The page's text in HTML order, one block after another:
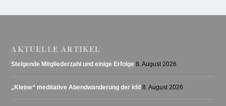
AKTUELLE ARTIKEL
Steigende Mitgliederzahl und einige Erfolge 8. August 2026
„Kleine“ meditative Abendwanderung der kfd 8. August 2026